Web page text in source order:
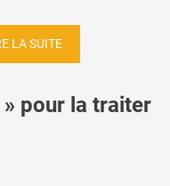
LA SUITE
» pour la traiter